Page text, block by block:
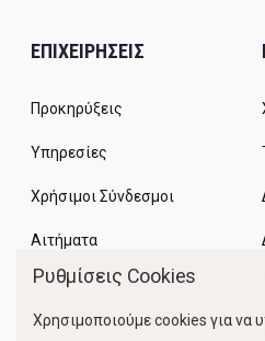
ΕΠΙΧΕΙΡΗΣΕΙΣ
Προκηρύξεις
Υπηρεσίες
Χρήσιμοι Σύνδεσμοι
Αιτήματα
Ρυθμίσεις Cookies
Χρησιμοποιούμε cookies για να